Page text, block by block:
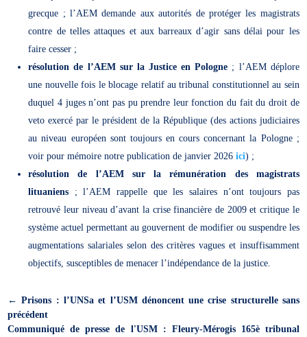
grecque ; l’AEM demande aux autorités de protéger les magistrats
contre de telles attaques et aux barreaux d’agir sans délai pour les
faire cesser ;
résolution de l’AEM sur la Justice en Pologne ; l’AEM déplore
une nouvelle fois le blocage relatif au tribunal constitutionnel au sein
duquel 4 juges n’ont pas pu prendre leur fonction du fait du droit de
veto exercé par le président de la République (des actions judiciaires
au niveau européen sont toujours en cours concernant la Pologne ;
voir pour mémoire notre publication de janvier 2026ici) ;
résolution de l’AEM sur la rémunération des magistrats
lituaniens ; l’AEM rappelle que les salaires n’ont toujours pas
retrouvé leur niveau d’avant la crise financière de 2009 et critique le
système actuel permettant au gouvernent de modifier ou suspendre les
augmentations salariales selon des critères vagues et insuffisamment
objectifs, susceptibles de menacer l’indépendance de la justice.
←Prisons : l’UNSa et l’USM dénoncent une crise structurelle sans
précédent
Communiqué de presse de l'USM : Fleury-Mérogis 165è tribunal